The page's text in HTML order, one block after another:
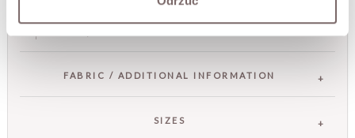
FABRIC / ADDITIONAL INFORMATION
SIZES